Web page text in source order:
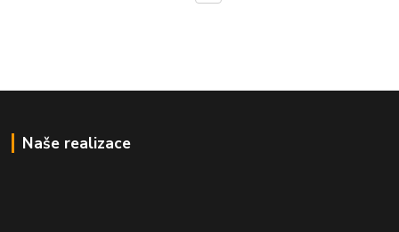
Naše realizace